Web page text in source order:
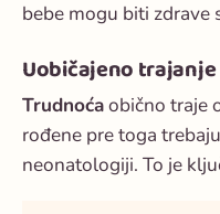
bebe mogu biti zdrave
Uobičajeno
Trudnoćaobično traje
rođene pre toga
neonatologiji. To je